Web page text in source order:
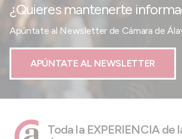
¿Quieres mantenerte
Apúntate al Newsletter de Cámara de
APÚNTATE AL NEWSLETTER
Toda la EXPERIENCIA de